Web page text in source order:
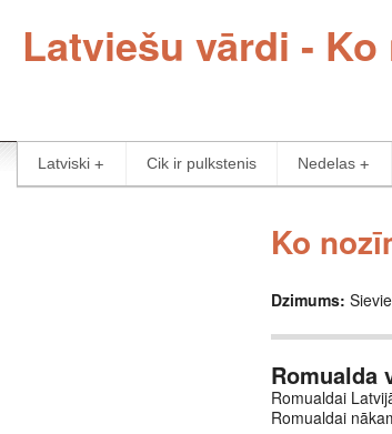
Latviešu vārdi -
Latviski Cik ir pulkstenis Nedelas
Ko
Dzimums:
Romualda
Romualdai
Romualdai